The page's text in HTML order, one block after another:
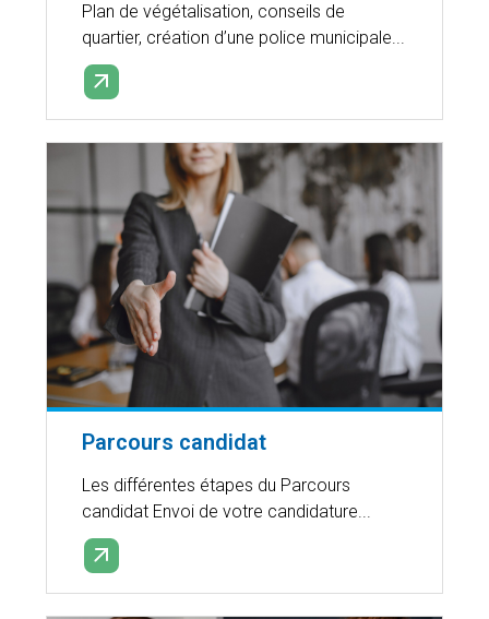
Plan de végétalisation, conseils de
quartier, création d’une police municipale...
EN SAVOIR PLUS
Parcours candidat
Les différentes étapes du Parcours
candidat Envoi de votre candidature...
EN SAVOIR PLUS